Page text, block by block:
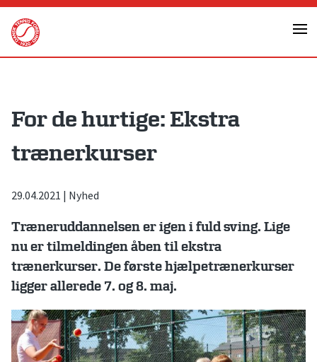
Skip
content
For de hurtige: Ekstra
trænerkurser
29.04.2021 | Nyhed
Træneruddannelsen er igen i fuld sving. Lige
nu er tilmeldingen åben til ekstra
trænerkurser. De første hjælpetrænerkurser
ligger allerede 7. og 8. maj.